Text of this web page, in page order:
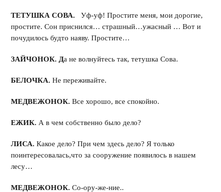
ТЕТУШКА СОВА.
Уф-уф! Простите меня, мои дорогие,
простите. Сон приснился… страшный…ужасный … Вот и
почудилось будто наяву. Простите…
ЗАЙЧОНОК. Да не волнуйтесь так, тетушка Сова.
БЕЛОЧКА.Не переживайте.
МЕДВЕЖОНОК.Все хорошо, все спокойно.
ЕЖИК. А в чем собственно было дело?
ЛИСА.Какое дело? При чем здесь дело? Я только
поинтересовалась,что за сооружение появилось в нашем
лесу…
МЕДВЕЖОНОК.Со-ору-же-ние..